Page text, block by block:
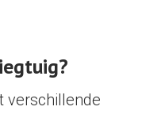
verschillende